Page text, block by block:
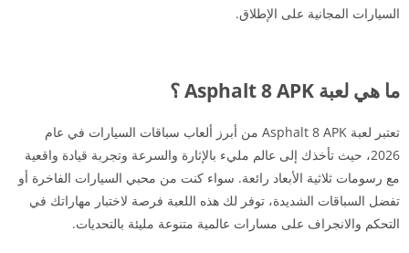
السيارات المجانية على الإطلاق.
ما هي لعبة Asphalt 8 APK ؟
تعتبر لعبة Asphalt 8 APK من أبرز ألعاب سباقات السيارات في عام
2026، حيث تأخذك إلى عالم مليء بالإثارة والسرعة وتجربة قيادة واقعية
مع رسومات ثلاثية الأبعاد رائعة. سواء كنت من محبي السيارات الفاخرة أو
تفضل السباقات الشديدة، توفر لك هذه اللعبة فرصة لاختبار مهاراتك في
التحكم والانجراف على مسارات عالمية متنوعة مليئة بالتحديات.